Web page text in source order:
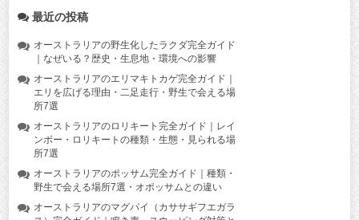
最近の投稿
オーストラリアの野生化したラクダ完全ガイド
｜なぜいる？歴史・生息地・環境への影響
オーストラリアのエリマキトカゲ完全ガイド｜
エリを広げる理由・二足走行・野生で会える場
所7選
オーストラリアのロリキート完全ガイド｜レイ
ンボー・ロリキートの種類・生態・見られる場
所7選
オーストラリアのポッサム完全ガイド｜種類・
野生で会える場所7選・オポッサムとの違い
オーストラリアのマグパイ（カササギフエガラ